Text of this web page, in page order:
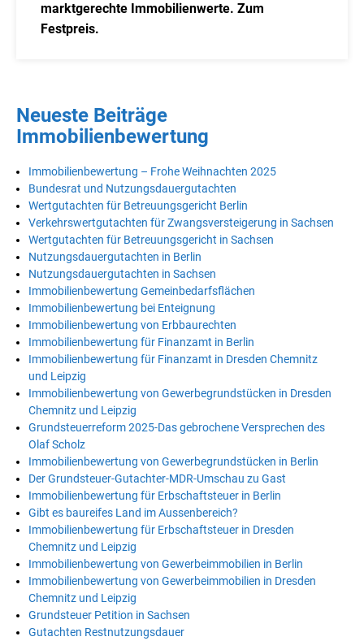
marktgerechte Immobilienwerte. Zum
Festpreis.
Neueste Beiträge
Immobilienbewertung
Immobilienbewertung – Frohe Weihnachten 2025
Bundesrat und Nutzungsdauergutachten
Wertgutachten für Betreuungsgericht Berlin
Verkehrswertgutachten für Zwangsversteigerung in Sachsen
Wertgutachten für Betreuungsgericht in Sachsen
Nutzungsdauergutachten in Berlin
Nutzungsdauergutachten in Sachsen
Immobilienbewertung Gemeinbedarfsflächen
Immobilienbewertung bei Enteignung
Immobilienbewertung von Erbbaurechten
Immobilienbewertung für Finanzamt in Berlin
Immobilienbewertung für Finanzamt in Dresden Chemnitz
und Leipzig
Immobilienbewertung von Gewerbegrundstücken in Dresden
Chemnitz und Leipzig
Grundsteuerreform 2025-Das gebrochene Versprechen des
Olaf Scholz
Immobilienbewertung von Gewerbegrundstücken in Berlin
Der Grundsteuer-Gutachter-MDR-Umschau zu Gast
Immobilienbewertung für Erbschaftsteuer in Berlin
Gibt es baureifes Land im Aussenbereich?
Immobilienbewertung für Erbschaftsteuer in Dresden
Chemnitz und Leipzig
Immobilienbewertung von Gewerbeimmobilien in Berlin
Immobilienbewertung von Gewerbeimmobilien in Dresden
Chemnitz und Leipzig
Grundsteuer Petition in Sachsen
Gutachten Restnutzungsdauer